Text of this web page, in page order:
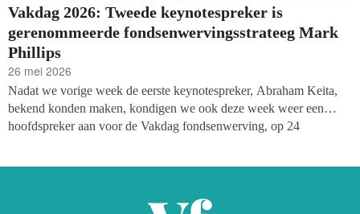
Vakdag 2026: Tweede keynotespreker is
gerenommeerde fondsenwervingsstrateeg Mark
Phillips
26 mei 2026
Nadat we vorige week de eerste keynotespreker, Abraham Keita,
bekend konden maken, kondigen we ook deze week weer een
hoofdspreker aan voor de Vakdag fondsenwerving, op 24